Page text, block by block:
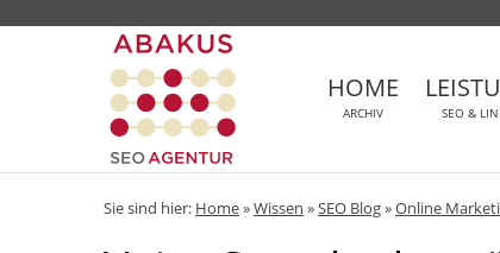
HOME
ARCHIV SEO &
Sie sind hier: Home»Wissen »SEO Blog»Online